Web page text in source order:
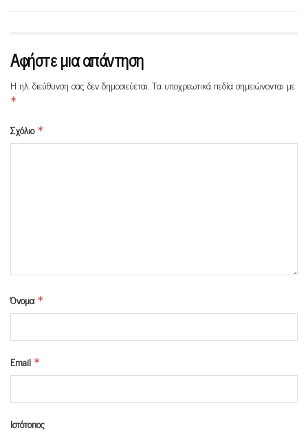
Αφήστε μια απάντηση
Η ηλ. διεύθυνση σας δεν δημοσιεύεται. Τα υποχρεωτικά πεδία σημειώνονται με
*
Σχόλιο *
Όνομα *
Email *
Ιστότοπος